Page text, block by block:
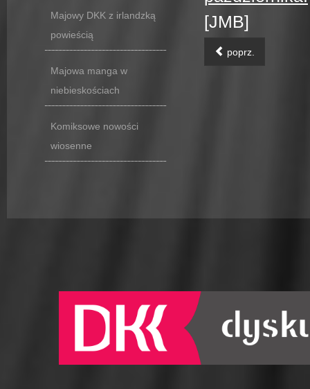
Majowy DKK z irlandzką
powieścią
Majowa manga w
niebieskościach
Komiksowe nowości
wiosenne
[JMB]
poprz.